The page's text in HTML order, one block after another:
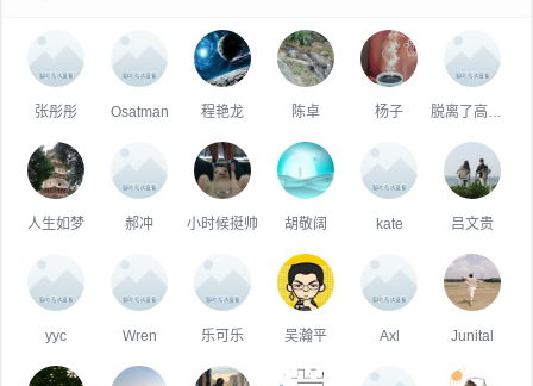
张彤彤 Osatman 程艳龙 陈卓 杨子
人生如梦 郝冲 小时候挺帅 胡敬阔 kate 吕文贵
yyc Wren 乐可乐 吴瀚平 Axl Junital